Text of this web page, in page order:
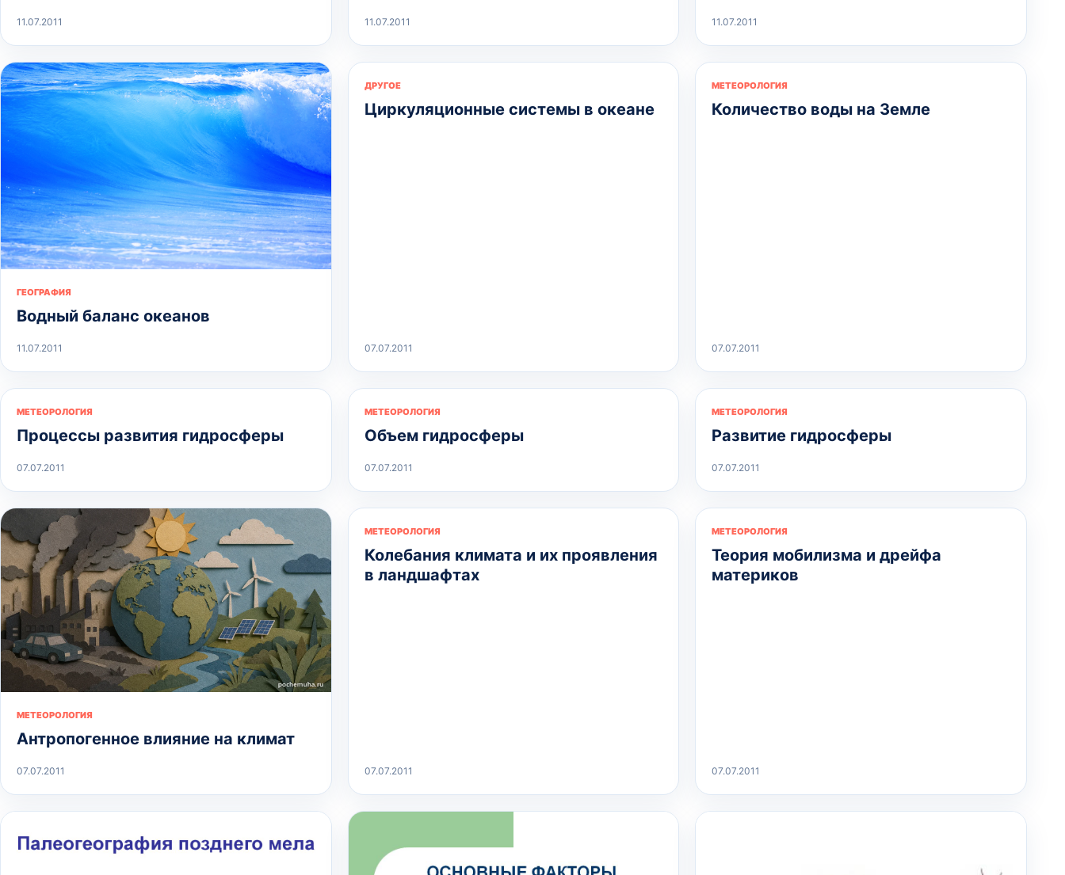
11.07.2011 11.07.2011 11.07.2011
ГЕОГРАФИЯ
Водный баланс океанов
11.07.2011
ДРУГОЕ
Циркуляционные системы в океане
07.07.2011
МЕТЕОРОЛОГИЯ
Количество воды на Земле
07.07.2011
МЕТЕОРОЛОГИЯ
Процессы развития гидросферы
07.07.2011
МЕТЕОРОЛОГИЯ
Объем гидросферы
07.07.2011
МЕТЕОРОЛОГИЯ
Развитие гидросферы
07.07.2011
МЕТЕОРОЛОГИЯ
Антропогенное влияние на климат
07.07.2011
МЕТЕОРОЛОГИЯ
Колебания климата и их проявления
в ландшафтах
07.07.2011
МЕТЕОРОЛОГИЯ
Теория мобилизма и дрейфа
материков
07.07.2011